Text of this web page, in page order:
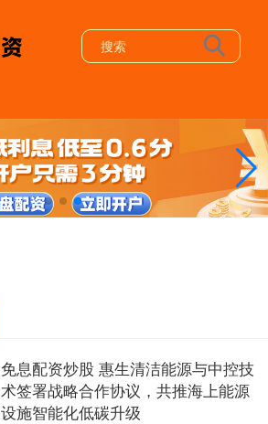
免息配资炒股 惠生清洁能源与中控技
术签署战略合作协议，共推海上能源
设施智能化低碳升级